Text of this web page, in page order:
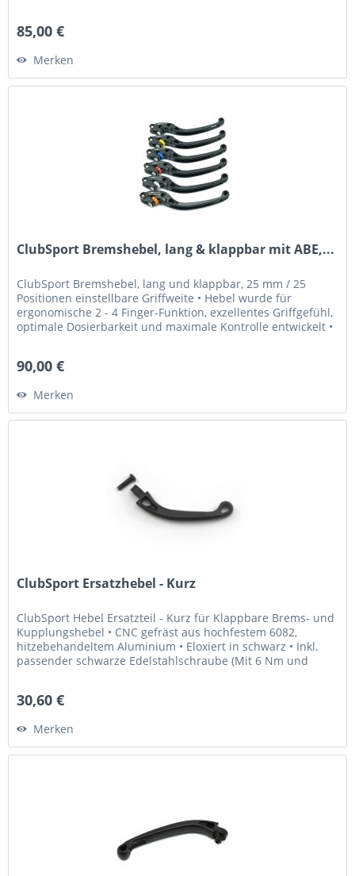
85,00 €
Merken
ClubSport Bremshebel, lang & klappbar mit ABE,...
ClubSport Bremshebel, lang und klappbar, 25 mm / 25
Positionen einstellbare Griffweite • Hebel wurde für
ergonomische 2 - 4 Finger-Funktion, exzellentes Griffgefühl,
optimale Dosierbarkeit und maximale Kontrolle entwickelt •
90,00 €
Merken
ClubSport Ersatzhebel - Kurz
ClubSport Hebel Ersatzteil - Kurz für Klappbare Brems- und
Kupplungshebel • CNC gefräst aus hochfestem 6082,
hitzebehandeltem Aluminium • Eloxiert in schwarz • Inkl.
passender schwarze Edelstahlschraube (Mit 6 Nm und
30,60 €
Merken